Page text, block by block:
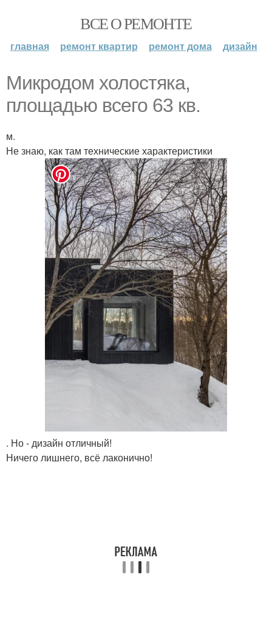
ВСЕ О РЕМОНТЕ
главная ремонт квартир ремонт дома дизайн
Микродом холостяка,
площадью всего 63 кв.
м.
Не знаю, как там технические характеристики
. Но - дизайн отличный!
Ничего лишнего, всё лаконично!